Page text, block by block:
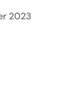
2023